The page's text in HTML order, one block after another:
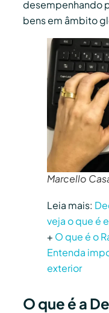
desempenhando
bens em âmbito
Marcello
Leia mais:
veja o que é
+ O que é o
Entenda
exterior
O que é a